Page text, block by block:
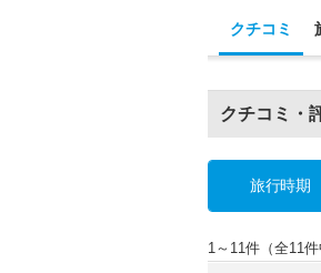
クチコミ
クチコミ・
旅行時期
1～11件（全11件